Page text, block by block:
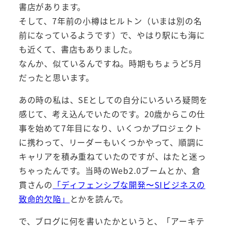
書店があります。
そして、7年前の小樽はヒルトン（いまは別の名
前になっているようです）で、やはり駅にも海に
も近くて、書店もありました。
なんか、似ているんですね。時期もちょうど5月
だったと思います。
あの時の私は、SEとしての自分にいろいろ疑問を
感じて、考え込んでいたのです。20歳からこの仕
事を始めて7年目になり、いくつかプロジェクト
に携わって、リーダーもいくつかやって、順調に
キャリアを積み重ねていたのですが、はたと迷っ
ちゃったんです。当時のWeb2.0ブームとか、倉
貫さんの 「ディフェンシブな開発〜SIビジネスの
致命的欠陥」 とかを読んで。
で、ブログに何を書いたかというと、「アーキテ